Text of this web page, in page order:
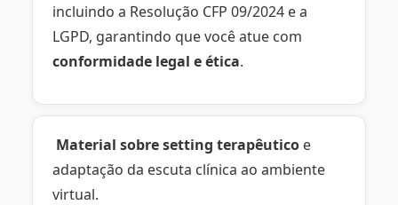
incluindo a Resolução CFP 09/2024 e a
LGPD, garantindo que você atue com
conformidade legal e ética.
Material sobre setting terapêutico e
adaptação da escuta clínica ao ambiente
virtual.